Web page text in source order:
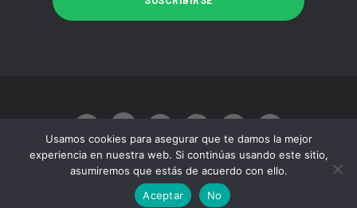
Made with byJuan José Baeza
Usamos cookies para asegurar que te damos la mejor
experiencia en nuestra web. Si continúas usando este sitio,
asumiremos que estás de acuerdo con ello.
Aceptar
No